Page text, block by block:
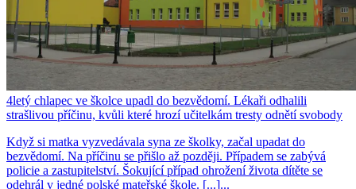
4letý chlapec ve školce upadl do bezvědomí. Lékaři odhalili
strašlivou příčinu, kvůli které hrozí učitelkám tresty odnětí svobody
Když si matka vyzvedávala syna ze školky, začal upadat do
bezvědomí. Na příčinu se přišlo až později. Případem se zabývá
policie a zastupitelství. Šokující případ ohrožení života dítěte se
odehrál v jedné polské mateřské škole. [...]...